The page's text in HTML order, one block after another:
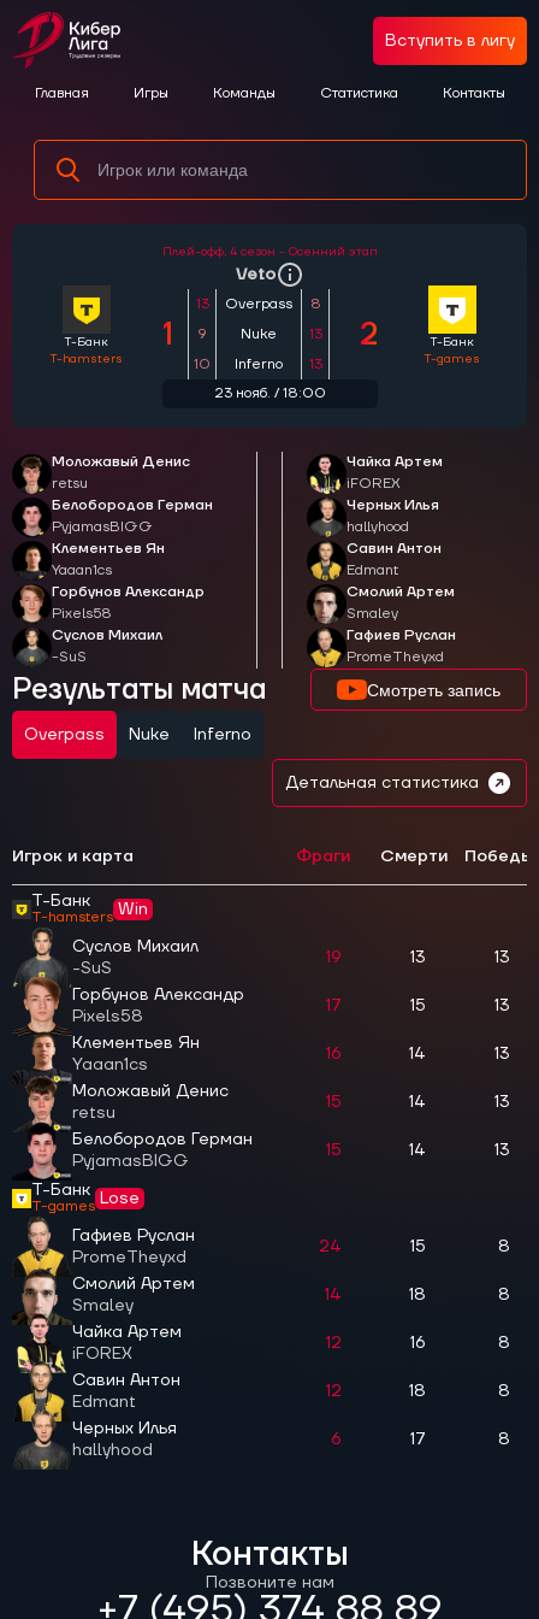
Главная Игры Команды Статистика Контакты
Вступить в лигу
Моложавый Денис
retsu
Белобородов Герман
PyjamasBIGG
Клементьев Ян
Yaаan1cs
Горбунов Александр
Pixels58
Суслов Михаил
-SuS
Т-Банк
T-hamsters
Плей-офф, 4 сезон - Осенний этап
Veto
1
13 Overpass
8
9
Nuke
13
10
Inferno 13
2
23 нояб. / 18:00
Т-Банк
T-games
Чайка Артем
iFOREX
Черных Илья
hallyhood
Савин Антон
Edmant
Смолий Артем
Smaley
Гафиев Руслан
PromeTheyxd
Результаты матча Смотреть запись
Overpass Nuke Inferno
Детальная статистика
Игрок и карта Фраги Смерти Победы
Т-Банк
T-hamsters Win
Суслов Михаил
-SuS
19 13
13
Горбунов Александр
Pixels58
17 15
13
Клементьев Ян
Yaаan1cs
16 14
13
Моложавый Денис
retsu
15 14
13
Белобородов Герман
PyjamasBIGG
15 14
13
Т-Банк
T-games Lose
Гафиев Руслан
PromeTheyxd
24 15
8
Смолий Артем
Smaley
14 18
8
Чайка Артем
iFOREX
12 16
8
Савин Антон
Edmant
12 18
8
Черных Илья
hallyhood
6 17 8
Контакты
Позвоните нам